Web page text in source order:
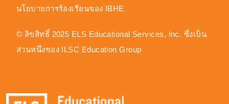
นโยบายการร้องเรียนของ IBHE
© ลิขสิทธิ์ 2025 ELS Educational Services, Inc. ซึ่งเป็น
ส่วนหนึ่งของ ILSC Education Group